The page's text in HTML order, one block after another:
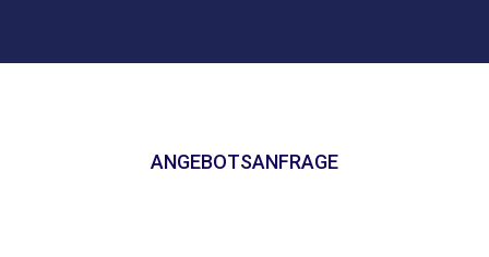
ANGEBOTSANFRAGE